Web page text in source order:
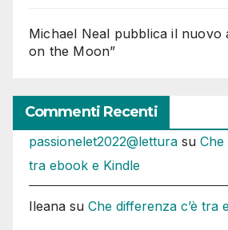
Michael Neal pubblica il nuovo
on the Moon”
Commenti Recenti
passionelet2022@lettura su Che
tra ebook e Kindle
Ileana su Che differenza c’è tra